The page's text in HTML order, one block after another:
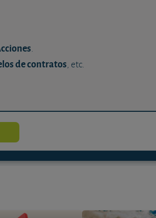
.
de contratos, etc.